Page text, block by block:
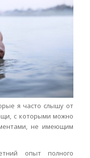
я часто слышу от
с которыми можно
не имеющим
опыт полного